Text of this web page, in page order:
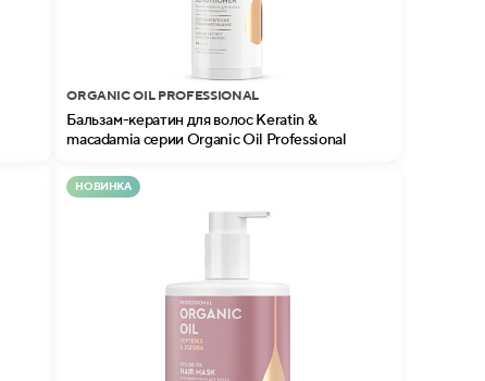
ORGANIC OIL PROFESSIONAL
Бальзам-кератин для волос Keratin &
macadamia серии Organic Oil Professional
НОВИНКА